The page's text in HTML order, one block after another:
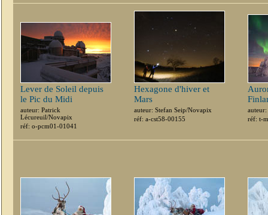
Lever de Soleil depuis
le Pic du Midi
auteur: Patrick
Lécureuil/Novapix
réf: o-pcm01-01041
Hexagone d'hiver et
Mars
auteur: Stefan Seip/Novapix
réf: a-cst58-00155
réf: t-